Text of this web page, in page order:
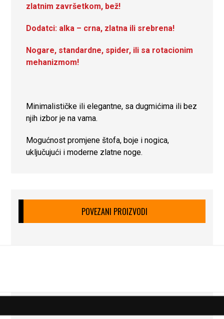
zlatnim završetkom, bež!
Dodatci: alka – crna, zlatna ili srebrena!
Nogare, standardne, spider, ili sa rotacionim
mehanizmom!
Minimalističke ili elegantne, sa dugmićima ili bez
njih izbor je na vama.
Mogućnost promjene štofa, boje i nogica,
uključujući i moderne zlatne noge.
POVEZANI PROIZVODI